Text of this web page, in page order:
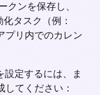
ンを保存し、
タスク（例：
プリ内でのカレン
定するには、ま
てください：